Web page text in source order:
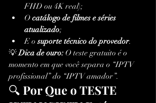
FHD ou 4K real);
O catálogo de filmes e séries
atualizado;
E o suporte técnico do provedor.
💡 Dica de ouro: O teste gratuito é o
momento em que você separa o “IPTV
profissional” do “IPTV amador”.
🔍 Por Que o TESTE